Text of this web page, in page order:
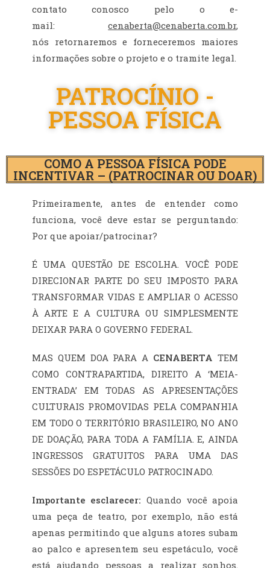
contato conosco pelo o e-
mail:cenaberta@cenaberta.com.br,
nós retornaremos e forneceremos maiores
informações sobre o projeto e o tramite legal.
PATROCÍNIO -
PESSOA FÍSICA
COMO A PESSOA FÍSICA PODE
INCENTIVAR – (PATROCINAR OU DOAR)
Primeiramente, antes de entender como
funciona, você deve estar se perguntando:
Por que apoiar/patrocinar?
É UMA QUESTÃO DE ESCOLHA. VOCÊ PODE
DIRECIONAR PARTE DO SEU IMPOSTO PARA
TRANSFORMAR VIDAS E AMPLIAR O ACESSO
À ARTE E A CULTURA OU SIMPLESMENTE
DEIXAR PARA O GOVERNO FEDERAL.
MAS QUEM DOA PARA A CENABERTA TEM
COMO CONTRAPARTIDA, DIREITO A ‘MEIA-
ENTRADA’ EM TODAS AS APRESENTAÇÕES
CULTURAIS PROMOVIDAS PELA COMPANHIA
EM TODO O TERRITÓRIO BRASILEIRO, NO ANO
DE DOAÇÃO, PARA TODA A FAMÍLIA. E, AINDA
INGRESSOS GRATUITOS PARA UMA DAS
SESSÕES DO ESPETÁCULO PATROCINADO.
Importante esclarecer: Quando você apoia
uma peça de teatro, por exemplo, não está
apenas permitindo que alguns atores subam
ao palco e apresentem seu espetáculo, você
está ajudando pessoas a realizar sonhos.